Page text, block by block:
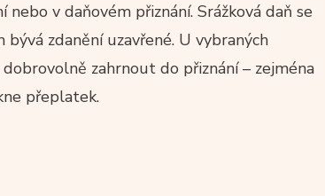
v daňovém přiznání. Srážková daň se
zdanění uzavřené. U vybraných
zahrnout do přiznání – zejména
přeplatek.